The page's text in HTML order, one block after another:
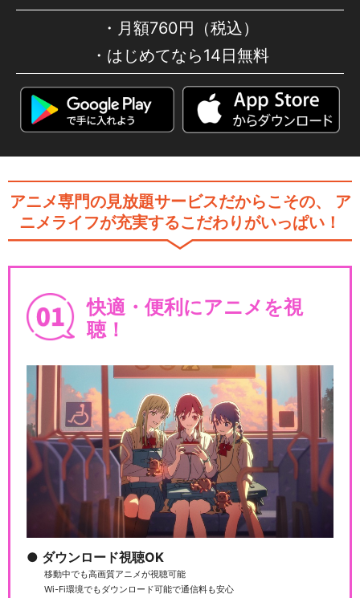
月額760円（税込）
はじめてなら14日無料
アニメ専門の見放題サービスだからこその、
ア
ニメライフが充実するこだわりがいっぱい！
快適・便利にアニメを視
聴！
ダウンロード視聴OK
移動中でも高画質アニメが視聴可能
Wi-Fi環境でもダウンロード可能で通信料も安心